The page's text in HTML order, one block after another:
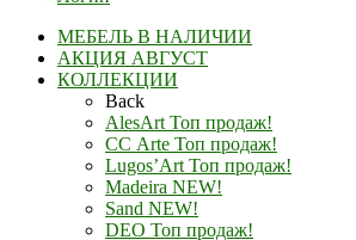
МЕБЕЛЬ В НАЛИЧИИ
АКЦИЯ АВГУСТ
КОЛЛЕКЦИИ
Back
AlesArt Топ продаж!
СС Arte Топ продаж!
Lugos’Art Топ продаж!
Madeira NEW!
Sand NEW!
DEO Топ продаж!